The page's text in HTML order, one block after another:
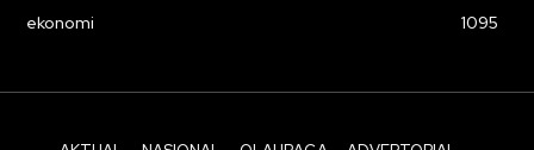
ekonomi
1095